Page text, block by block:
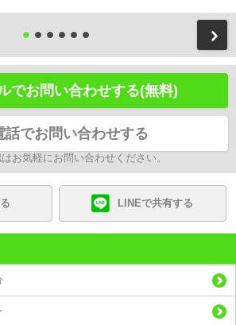
でお問い合わせする(無料)
話でお問い合わせする
お気軽にお問い合わせください。
LINEで共有する